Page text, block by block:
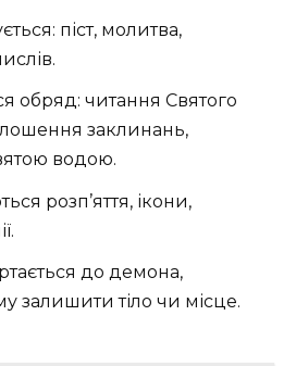
піст, молитва,
обряд: читання Святого
заклинань,
водою.
розп’яття, ікони,
до демона,
залишити тіло чи місце.